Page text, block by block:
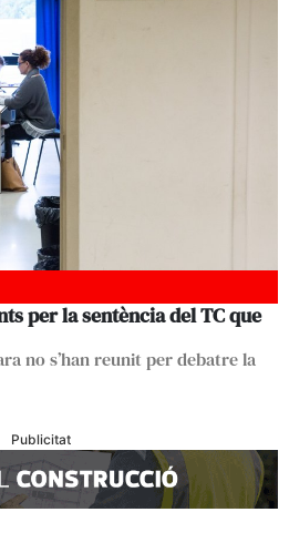
per la sentència del TC que
no s’han reunit per debatre la
Publicitat